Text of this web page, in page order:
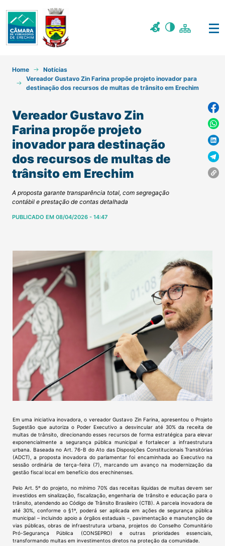
Home
Notícias
Vereador Gustavo Zin Farina propõe projeto inovador para
destinação dos recursos de multas de trânsito em Erechim
Vereador Gustavo Zin
Farina propõe projeto
inovador para destinação
dos recursos de multas de
trânsito em Erechim
A proposta garante transparência total, com segregação
contábil e prestação de contas detalhada
PUBLICADO EM 08/04/2026 - 14:47
Em uma iniciativa inovadora, o vereador Gustavo Zin Farina, apresentou o Projeto
Sugestão que autoriza o Poder Executivo a desvincular até 30% da receita de
multas de trânsito, direcionando esses recursos de forma estratégica para elevar
exponencialmente a segurança pública municipal e fortalecer a infraestrutura
urbana. Baseada no Art. 76-B do Ato das Disposições Constitucionais Transitórias
(ADCT), a proposta inovadora do parlamentar foi encaminhada ao Executivo na
sessão ordinária de terça-feira (7), marcando um avanço na modernização da
gestão fiscal local em benefício dos erechinenses.
Pelo Art. 5º do projeto, no mínimo 70% das receitas líquidas de multas devem ser
investidos em sinalização, fiscalização, engenharia de trânsito e educação para o
trânsito, atendendo ao Código de Trânsito Brasileiro (CTB). A parcela inovadora de
até 30%, conforme o §1º, poderá ser aplicada em ações de segurança pública
municipal – incluindo apoio a órgãos estaduais –, pavimentação e manutenção de
vias públicas, obras de infraestrutura urbana, projetos do Conselho Comunitário
Pró-Segurança Pública (CONSEPRO) e outras prioridades essenciais,
transformando multas em investimentos diretos na proteção da comunidade.